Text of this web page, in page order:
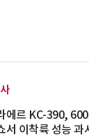
에르 KC-390,
서 이착륙 성능 과